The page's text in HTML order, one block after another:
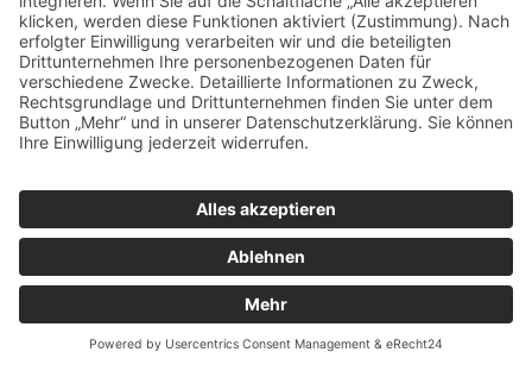
Die Datenübertragung in die USA wird auf die
Standardvertragsklauseln der EU-Kommission gestützt. Details
finden Sie hier:
https://privacy.google.com/businesses/gdprcontrollerterms/und
https://privacy.google.com/businesses/gdprcontrollerterms/sccs/.
Mehr Informationen zum Umgang mit Nutzerdaten finden Sie in der
Das Unternehmen verfügt über eine Zertifizierung nach dem „EU-
US Data Privacy Framework“ (DPF). Der DPF ist ein
Übereinkommen zwischen der Europäischen Union und den USA,
der die Einhaltung europäischer Datenschutzstandards bei
Datenverarbeitungen in den USA gewährleisten soll. Jedes nach
dem DPF zertifizierte Unternehmen verpflichtet sich, diese
Datenschutzstandards einzuhalten. Weitere Informationen hierzu